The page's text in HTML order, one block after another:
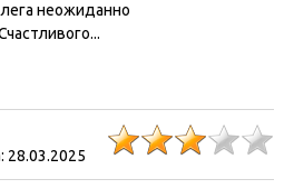
неожиданно
28.03.2025